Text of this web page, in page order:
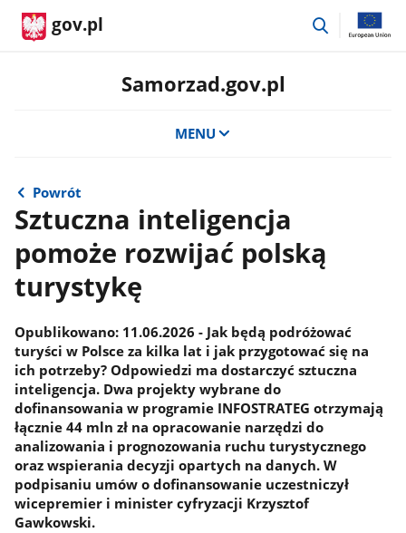
gov.pl
przejdź
Samorzad.gov.pl
MENU
Powrót
Sztuczna inteligencja
pomoże rozwijać polską
turystykę
​​​Opublikowano: 11.06.2026 - Jak będą podróżować
turyści w Polsce za kilka lat i jak przygotować się na
ich potrzeby? Odpowiedzi ma dostarczyć sztuczna
inteligencja. Dwa projekty wybrane do
dofinansowania w programie INFOSTRATEG otrzymają
łącznie 44 mln zł na opracowanie narzędzi do
analizowania i prognozowania ruchu turystycznego
oraz wspierania decyzji opartych na danych. W
podpisaniu umów o dofinansowanie uczestniczył
wicepremier i minister cyfryzacji Krzysztof
Gawkowski.